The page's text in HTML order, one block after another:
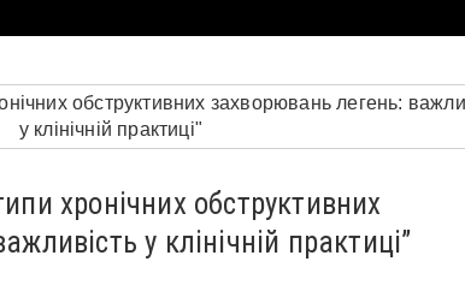
хронічних обструктивних
у клінічній практиці”